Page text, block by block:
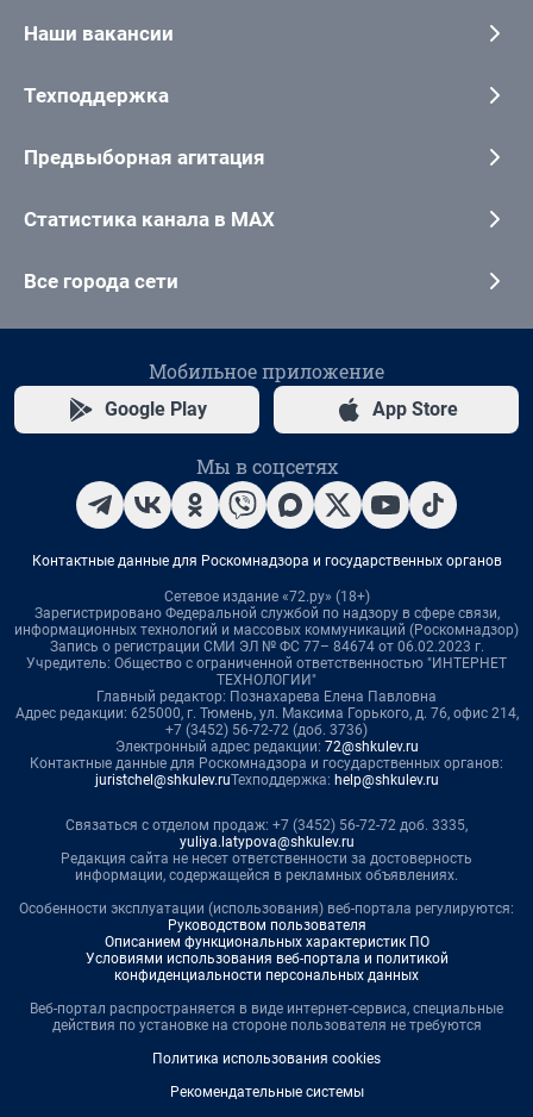
Наши вакансии
Техподдержка
Предвыборная агитация
Статистика канала в MAX
Все города сети
Мобильное приложение
Google Play App Store
Мы в соцсетях
Контактные данные для Роскомнадзора и государственных органов
Сетевое издание «72.ру» (18+)
Зарегистрировано Федеральной службой по надзору в сфере связи,
информационных технологий и массовых коммуникаций (Роскомнадзор)
Запись о регистрации СМИ ЭЛ № ФС 77– 84674 от 06.02.2023 г.
Учредитель: Общество с ограниченной ответственностью "ИНТЕРНЕТ
ТЕХНОЛОГИИ"
Главный редактор: Познахарева Елена Павловна
Адрес редакции: 625000, г. Тюмень, ул. Максима Горького, д. 76, офис 214,
+7 (3452) 56-72-72 (доб. 3736)
Электронный адрес редакции: 72@shkulev.ru
Контактные данные для Роскомнадзора и государственных органов:
juristchel@shkulev.ruТехподдержка: help@shkulev.ru
Связаться с отделом продаж: +7 (3452) 56-72-72 доб. 3335,
yuliya.latypova@shkulev.ru
Редакция сайта не несет ответственности за достоверность
информации, содержащейся в рекламных объявлениях.
Особенности эксплуатации (использования) веб-портала регулируются:
Руководством пользователя
Описанием функциональных характеристик ПО
Условиями использования веб-портала и политикой
конфиденциальности персональных данных
Веб-портал распространяется в виде интернет-сервиса, специальные
действия по установке на стороне пользователя не требуются
Политика использования cookies
Рекомендательные системы